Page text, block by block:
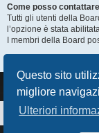
Questo sito
migliore
Ulteriori
Come posso
Tutti gli utenti della
l’opzione è stata
I membri della Board
Sito Web Forum